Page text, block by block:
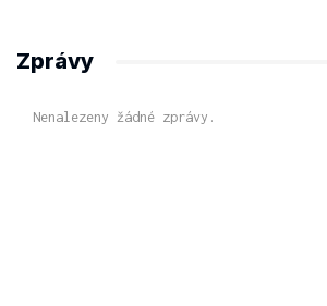
Zprávy
Nenalezeny žádné zprávy.